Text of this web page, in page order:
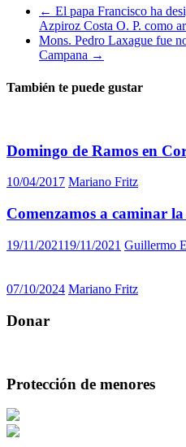
← El papa Francisco ha
Azpiroz Costa O. P. como
Mons. Pedro Laxague fue
Campana →
También te puede gustar
Domingo de Ramos en
10/04/2017 Mariano Fritz
Comenzamos a caminar
19/11/202119/11/2021 Guillermo
07/10/2024 Mariano Fritz
Donar
Protección de menores